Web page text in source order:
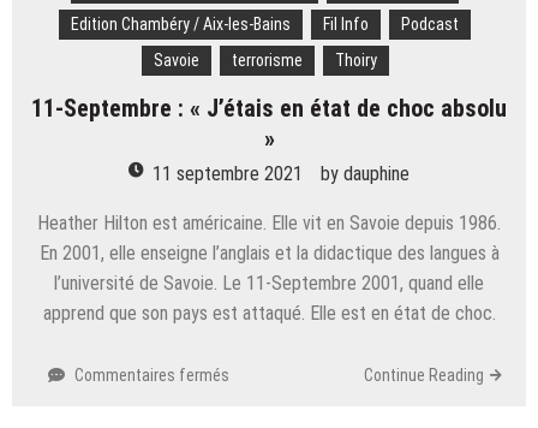
de
communes
identiques
la
zizanie
Edition Chambéry / Aix-les-Bains
Fil Info
Podcast
Savoie
terrorisme Thoiry
11-Septembre : « J’étais en état de choc absolu
»
11 septembre 2021 by dauphine
Heather Hilton est américaine. Elle vit en Savoie depuis 1986.
En 2001, elle enseigne l’anglais et la didactique des langues à
l’université de Savoie. Le 11-Septembre 2001, quand elle
apprend que son pays est attaqué. Elle est en état de choc.
Commentaires fermés Continue Reading